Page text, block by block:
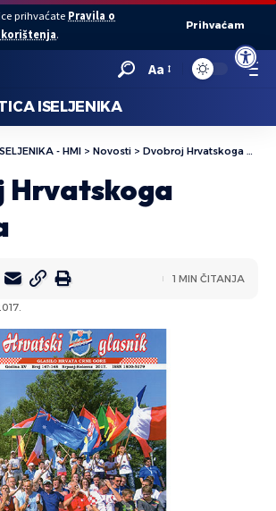
Open
prihvaćate Pravila o
.
Prihvaćam
Aa
ISELJENIKA
- HMI > Novosti > Dvobroj Hrvatskoga glasnika
Hrvatskoga
1 MIN ČITANJA